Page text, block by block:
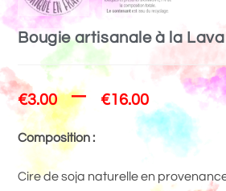
Bougie artisanale à la
€3.00 – €16.00
Composition :
Cire de soja naturelle en